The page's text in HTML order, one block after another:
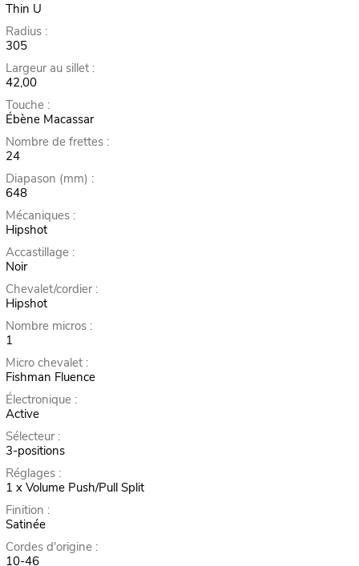
Thin U
Radius :
305
Largeur au sillet :
42,00
Touche :
Ébène Macassar
Nombre de frettes :
24
Diapason (mm) :
648
Mécaniques :
Hipshot
Accastillage :
Noir
Chevalet/cordier :
Hipshot
Nombre micros :
1
Micro chevalet :
Fishman Fluence
Électronique :
Active
Sélecteur :
3-positions
Réglages :
1 x Volume Push/Pull Split
Finition :
Satinée
Cordes d'origine :
10-46